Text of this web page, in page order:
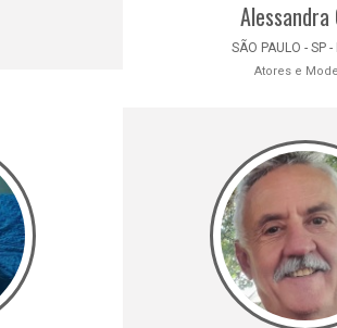
Alessandra
SÃO PAULO - SP -
Atores e